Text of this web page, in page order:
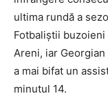
ultima rundă a
Fotbaliştii
Areni, iar
a mai bifat un
minutul 14.